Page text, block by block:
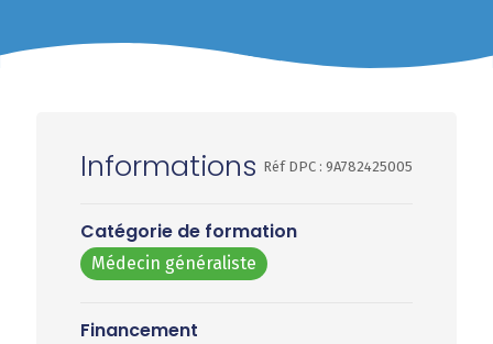
Informations Réf DPC : 9A782425005
Catégorie de formation
Médecin généraliste
Financement